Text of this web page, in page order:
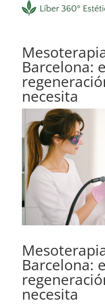
Barcelona:
necesita
Barcelona:
necesita